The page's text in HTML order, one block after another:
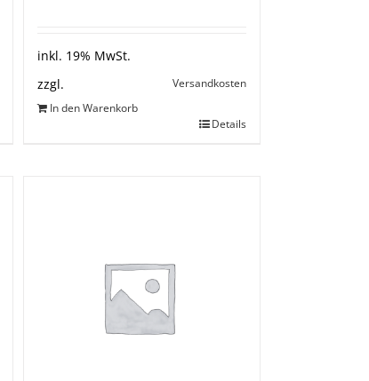
inkl. 19% MwSt.
zzgl.
Versandkosten
In den Warenkorb
Details